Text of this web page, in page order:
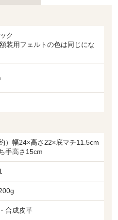
ク
装用フェルトの色は同じにな
約）幅24×高さ22×底マチ11.5cm
手高さ15cm
合成皮革